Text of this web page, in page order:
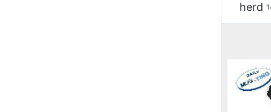
herd